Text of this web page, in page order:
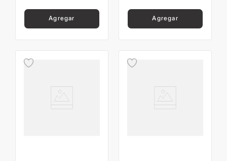
Agregar Agregar